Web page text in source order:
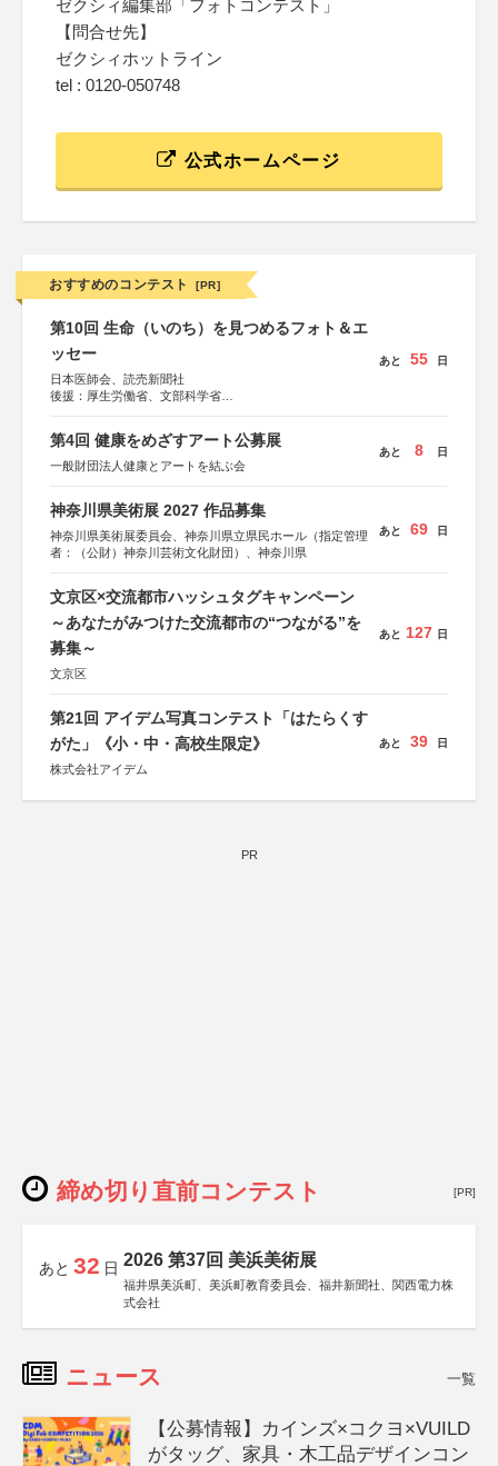
ゼクシィ編集部「フォトコンテスト」
【問合せ先】
ゼクシィホットライン
tel : 0120-050748
公式ホームページ
おすすめのコンテスト [PR]
第10回 生命（いのち）を見つめるフォト＆エ
ッセー
日本医師会、読売新聞社
後援：厚生労働省、文部科学省
しん生命保険株式会社
あと 55 日
第4回 健康をめざすアート公募展
一般財団法人健康とアートを結ぶ会
あと 8 日
神奈川県美術展 2027 作品募集
神奈川県美術展委員会、神奈川県立県民ホール（指定管理
者：（公財）神奈川芸術文化財団）、神奈川県
あと 69 日
文京区×交流都市ハッシュタグキャンペーン
～あなたがみつけた交流都市の“つながる”を
募集～
文京区
あと 127 日
第21回 アイデム写真コンテスト「はたらくす
がた」《小・中・高校生限定》
株式会社アイデム
あと 39 日
PR
締め切り直前コンテスト [PR]
あと 32 日 2026 第37回 美浜美術展
福井県美浜町、美浜町教育委員会、福井新聞社、関西電力株
式会社
ニュース 一覧
【公募情報】カインズ×コクヨ×VUILD
がタッグ、家具・木工品デザインコン